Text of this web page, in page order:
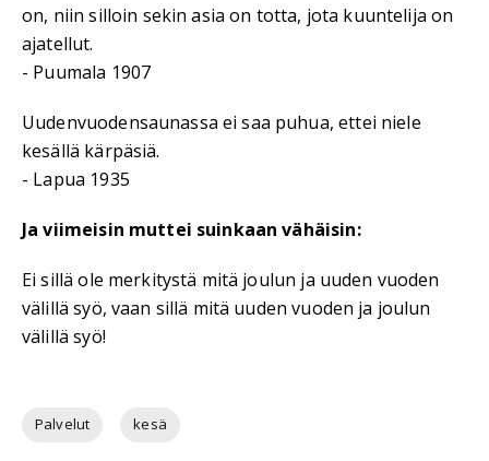
on, niin silloin sekin asia on totta, jota kuuntelija on
ajatellut.
- Puumala 1907
Uudenvuodensaunassa ei saa puhua, ettei niele
kesällä kärpäsiä.
- Lapua 1935
Ja viimeisin muttei suinkaan vähäisin:
Ei sillä ole merkitystä mitä joulun ja uuden vuoden
välillä syö, vaan sillä mitä uuden vuoden ja joulun
välillä syö!
Palvelut kesä